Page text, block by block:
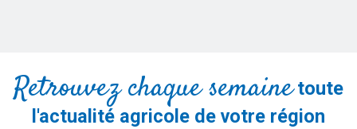
Retrouvez chaque semainetoute
l'actualité agricole de votre région